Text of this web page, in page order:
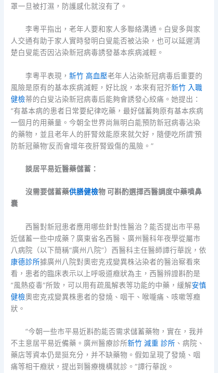
罩一旦被打濕，防護感化就沒有了。
李粵平指出，老年人要和家人多聯絡溝通。白叟多與家
人交通有助于家人實時發明白叟能否被沾染，也可以延遲清
楚白叟能否因沾染新冠病毒誘發基本疾病減輕。
李粵平表現， 新竹 高血壓老年人沾染新冠病毒后重要的
風險是原有的基本疾病減輕，好比說，本來有冠芥新竹 入職
健檢蒂的白叟沾染新冠病毒后能夠會誘發心絞痛。她提出：
“有基本病的患者日常要紀律吃藥，最好儲蓄夠原有基本疾病
一個月的用藥量。今朝全世界尚無明白能預防新冠病毒沾染
的藥物，並且老年人的肝腎效能原來就欠好，隨便吃所謂‘預
防新冠藥物’反而會增年夜肝腎毀傷的風險。”
談居平易近醫藥儲蓄：
沒需要儲蓄藥供膳健檢物 可斟酌選擇西醫調度中藥噴鼻
囊
西醫對新冠患者應用哪些針對性醫治？能否提出市平易
近儲蓄一些中成藥？廣東省名西醫、廣州醫科年夜學從屬市
八病院（以下簡稱“廣州八院”）西醫科主任醫師譚行華說，依
康德診所據廣州八院對奧密克戎變異株沾染者的醫治察看來
看，患者的臨床表示以上呼吸道癥狀為主，西醫辨證斟酌是
“風熱疫毒”所致，可以用有疏風解表等功能的中藥，緩解安慎
健檢奧密克戎變異株患者的發燒、咽干、喉嚨痛、咳嗽等癥
狀。
“今朝一些市平易近斟酌能否需求儲蓄藥物，實在，我并
不主意居平易近備藥。廣州醫療診所新竹 減重 診所 、病院、
藥店等資本仍是挺充分，并不缺藥物。假如呈現了發燒、咽
痛等相干癥狀，提出到醫療機構就診。”譚行華說。